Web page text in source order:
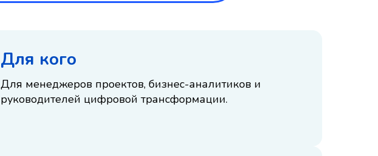
Для кого
Для менеджеров проектов, бизнес-аналитиков и
руководителей цифровой трансформации.